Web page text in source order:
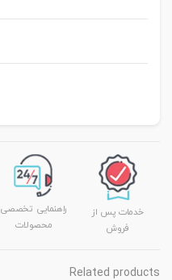
خدمات پس از
فروش
راهنمایی تخصصی
محصولات
Related products